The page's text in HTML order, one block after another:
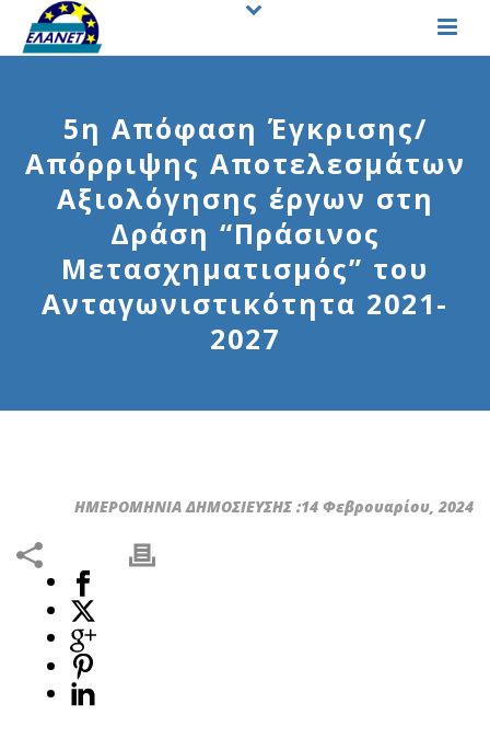
5η Απόφαση Έγκρισης/
Απόρριψης Αποτελεσμάτων
Αξιολόγησης έργων στη
Δράση “Πράσινος
Μετασχηματισμός” του
Ανταγωνιστικότητα 2021-
2027
ΗΜΕΡΟΜΗΝΙΑ ΔΗΜΟΣΙΕΥΣΗΣ :14 Φεβρουαρίου, 2024